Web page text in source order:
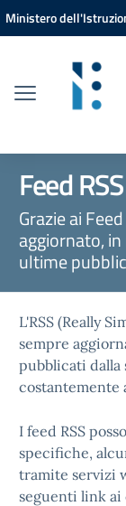
Vai ai contenuti
Vai al menu di
Vai al footer
Ministero
Feed RSS
Grazie ai
aggiornato,
ultime
L'RSS (Really
sempre
pubblicati dalla
costantemente
I feed RSS
specifiche,
tramite servizi
seguenti link